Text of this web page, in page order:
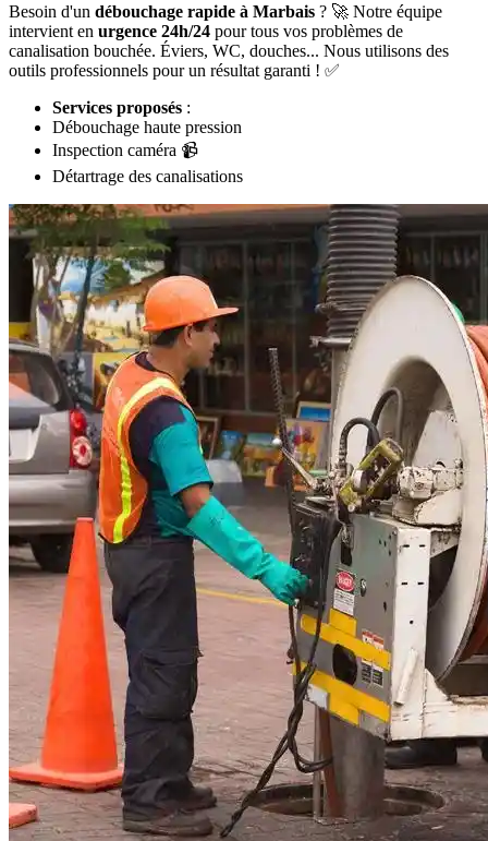
Besoin d'un débouchage rapide à Marbais ? 🚀 Notre équipe
intervient en urgence 24h/24 pour tous vos problèmes de
canalisation bouchée. Éviers, WC, douches... Nous utilisons des
outils professionnels pour un résultat garanti ! ✅
Services proposés :
Débouchage haute pression
Inspection caméra 📹
Détartrage des canalisations